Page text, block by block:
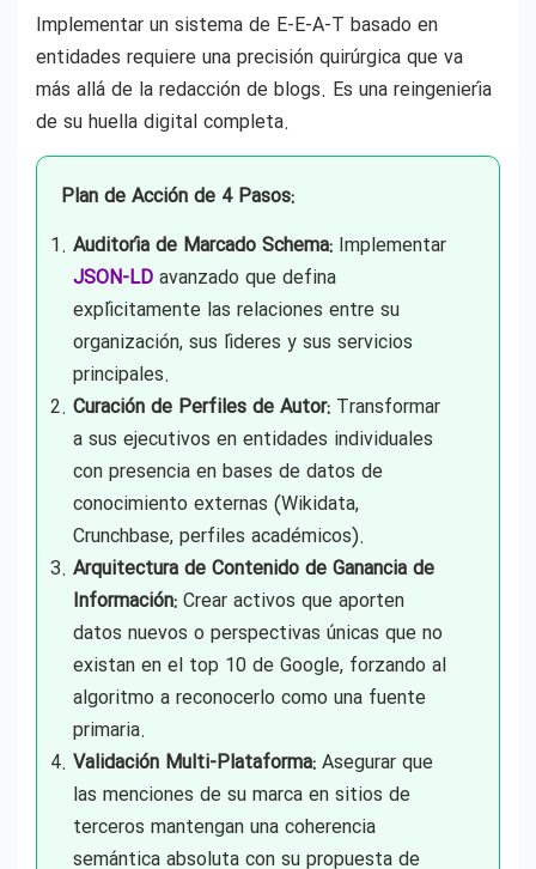
Implementar un sistema de E-E-A-T basado en
entidades requiere una precisión quirúrgica que va
más allá de la redacción de blogs. Es una reingeniería
de su huella digital completa.
Plan de Acción de 4 Pasos:
Auditoría de Marcado Schema: Implementar
JSON-LD avanzado que defina
explícitamente las relaciones entre su
organización, sus líderes y sus servicios
principales.
Curación de Perfiles de Autor: Transformar
a sus ejecutivos en entidades individuales
con presencia en bases de datos de
conocimiento externas (Wikidata,
Crunchbase, perfiles académicos).
Arquitectura de Contenido de Ganancia de
Información: Crear activos que aporten
datos nuevos o perspectivas únicas que no
existan en el top 10 de Google, forzando al
algoritmo a reconocerlo como una fuente
primaria.
Validación Multi-Plataforma: Asegurar que
las menciones de su marca en sitios de
terceros mantengan una coherencia
semántica absoluta con su propuesta de